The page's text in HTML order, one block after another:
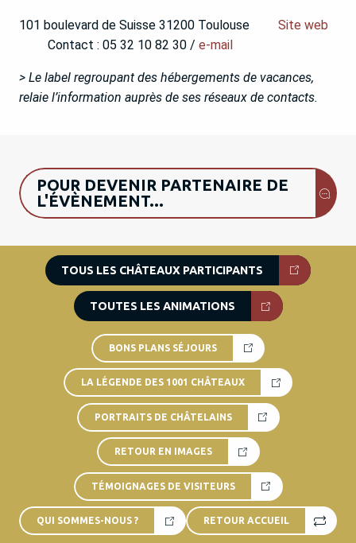
101 boulevard de Suisse 31200 Toulouse Site web
Contact : 05 32 10 82 30 / e-mail
> Le label regroupant des hébergements de vacances,
relaie l’information auprès de ses réseaux de contacts.
POUR DEVENIR PARTENAIRE DE
L'ÉVÈNEMENT...
TOUS LES CHÂTEAUX PARTICIPANTS
TOUTES LES ANIMATIONS
BONS PLANS SÉJOURS
LA LÉGENDE DES 1001 CHÂTEAUX
PORTRAITS DE CHÂTELAINS
RETOUR EN IMAGES
TÉMOIGNAGES DE VISITEURS
QUI SOMMES-NOUS ? RETOUR ACCUEIL